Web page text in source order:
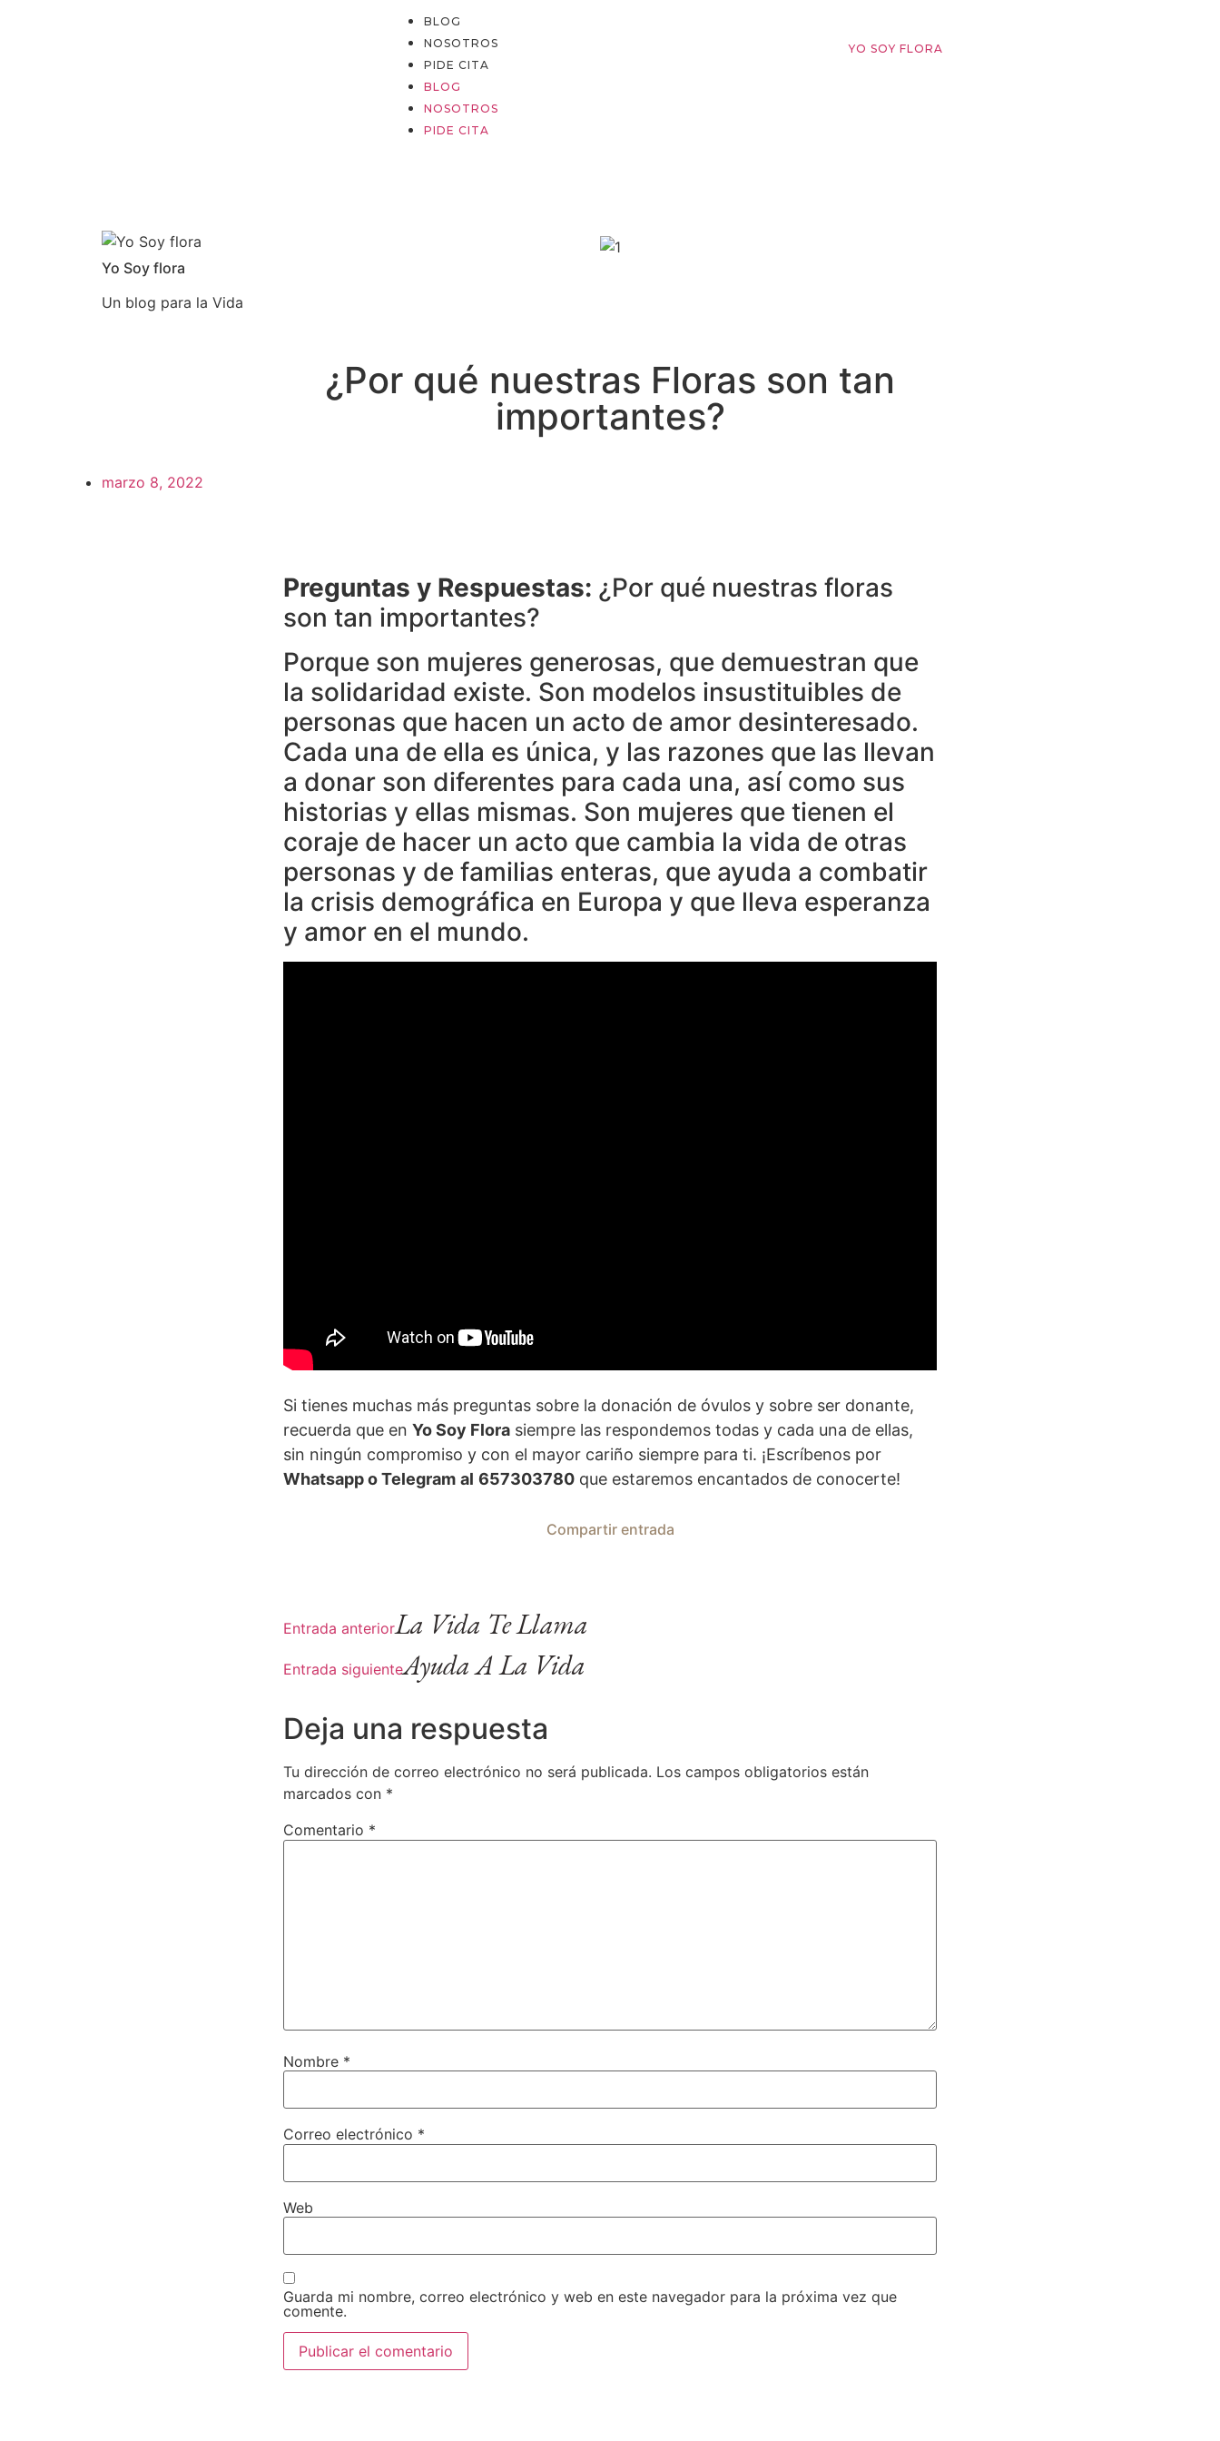
BLOG
NOSOTROS
PIDE CITA
BLOG
NOSOTROS
PIDE CITA
YO SOY FLORA
Yo Soy flora
Un blog para la Vida
¿Por qué nuestras Floras son tan
importantes?
marzo 8, 2022
Preguntas y Respuestas: ¿Por qué nuestras floras
son tan importantes?
Porque son mujeres generosas, que demuestran que
la solidaridad existe. Son modelos insustituibles de
personas que hacen un acto de amor desinteresado.
Cada una de ella es única, y las razones que las llevan
a donar son diferentes para cada una, así como sus
historias y ellas mismas. Son mujeres que tienen el
coraje de hacer un acto que cambia la vida de otras
personas y de familias enteras, que ayuda a combatir
la crisis demográfica en Europa y que lleva esperanza
y amor en el mundo.
Si tienes muchas más preguntas sobre la donación de óvulos y sobre ser donante,
recuerda que en Yo Soy Flora siempre las respondemos todas y cada una de ellas,
sin ningún compromiso y con el mayor cariño siempre para ti. ¡Escríbenos por
Whatsapp o Telegram al 657303780 que estaremos encantados de conocerte!
Compartir entrada
Entrada anteriorLa Vida Te Llama
Entrada siguienteAyuda A La Vida
Deja una respuesta
Tu dirección de correo electrónico no será publicada. Los campos obligatorios están
marcados con *
Comentario *
Nombre *
Correo electrónico *
Web
Guarda mi nombre, correo electrónico y web en este navegador para la próxima vez que
comente.